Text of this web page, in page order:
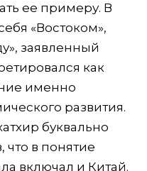
ее примеру. В
«Востоком»,
заявленный
как
именно
развития.
буквально
в понятие
включал и Китай.